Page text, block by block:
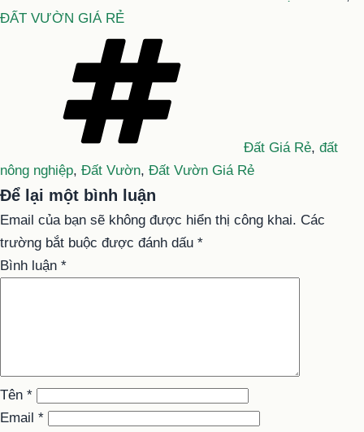
ĐẤT VƯỜN GIÁ RẺ
Đất Giá Rẻ, đất
nông nghiệp, Đất Vườn, Đất Vườn Giá Rẻ
Để lại một bình luận
Email của bạn sẽ không được hiển thị công khai. Các
trường bắt buộc được đánh dấu *
Bình luận *
Tên *
Email *